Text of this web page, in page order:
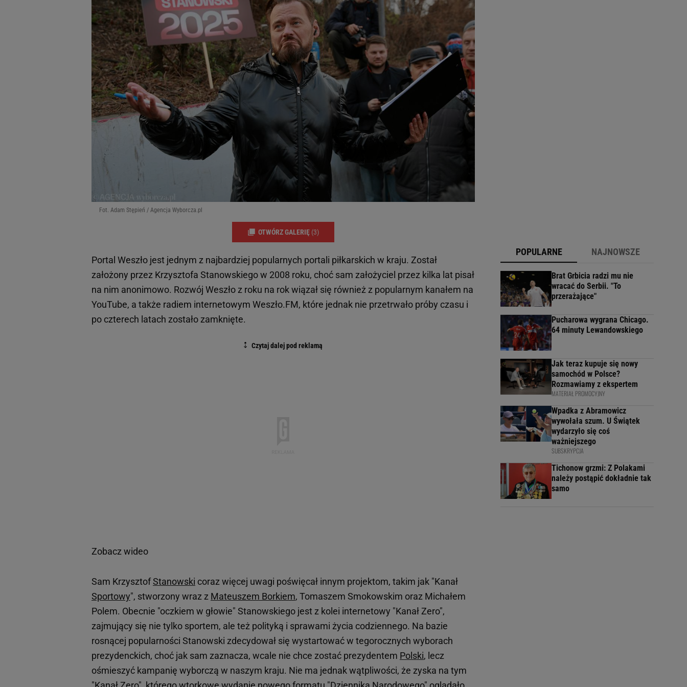
Fot. Adam Stępień / Agencja Wyborcza.pl
OTWÓRZ GALERIĘ (3)
Portal Weszło jest jednym z najbardziej popularnych portali piłkarskich w kraju. Został
założony przez Krzysztofa Stanowskiego w 2008 roku, choć sam założyciel przez kilka lat pisał
na nim anonimowo. Rozwój Weszło z roku na rok wiązał się również z popularnym kanałem na
YouTube, a także radiem internetowym Weszło.FM, które jednak nie przetrwało próby czasu i
po czterech latach zostało zamknięte.
Zobacz wideo
Sam KrzysztofStanowski coraz więcej uwagi poświęcał innym projektom, takim jak "Kanał
Sportowy", stworzony wraz z Mateuszem Borkiem, Tomaszem Smokowskim oraz Michałem
Polem. Obecnie "oczkiem w głowie" Stanowskiego jest z kolei internetowy "Kanał Zero",
zajmujący się nie tylko sportem, ale też polityką i sprawami życia codziennego. Na bazie
rosnącej popularności Stanowski zdecydował się wystartować w tegorocznych wyborach
prezydenckich, choć jak sam zaznacza, wcale nie chce zostać prezydentem Polski, lecz
ośmieszyć kampanię wyborczą w naszym kraju. Nie ma jednak wątpliwości, że zyska na tym
POPULARNE NAJNOWSZE
Brat Grbicia radzi mu nie
wracać do Serbii. "To
przerażające"
Pucharowa wygrana Chicago.
64 minuty Lewandowskiego
Jak teraz kupuje się nowy
samochód w Polsce?
Rozmawiamy z ekspertem
MATERIAŁ PROMOCYJNY
Wpadka z Abramowicz
wywołała szum. U Świątek
wydarzyło się coś
ważniejszego
SUBSKRYPCJA
Tichonow grzmi: Z Polakami
należy postąpić dokładnie tak
samo